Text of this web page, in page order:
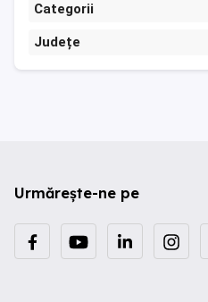
Categorii
Județe
Urmărește-ne pe